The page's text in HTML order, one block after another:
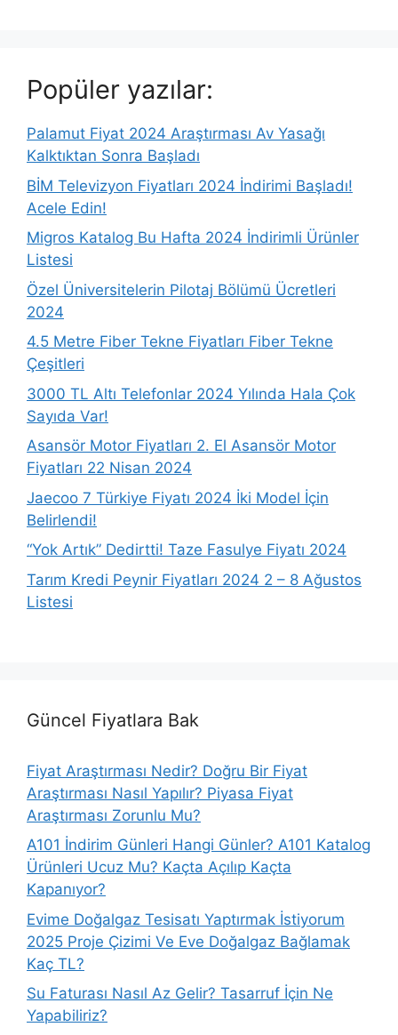
Popüler yazılar:
Palamut Fiyat 2024 Araştırması Av Yasağı
Kalktıktan Sonra Başladı
BİM Televizyon Fiyatları 2024 İndirimi Başladı!
Acele Edin!
Migros Katalog Bu Hafta 2024 İndirimli Ürünler
Listesi
Özel Üniversitelerin Pilotaj Bölümü Ücretleri
2024
4.5 Metre Fiber Tekne Fiyatları Fiber Tekne
Çeşitleri
3000 TL Altı Telefonlar 2024 Yılında Hala Çok
Sayıda Var!
Asansör Motor Fiyatları 2. El Asansör Motor
Fiyatları 22 Nisan 2024
Jaecoo 7 Türkiye Fiyatı 2024 İki Model İçin
Belirlendi!
“Yok Artık” Dedirtti! Taze Fasulye Fiyatı 2024
Tarım Kredi Peynir Fiyatları 2024 2 – 8 Ağustos
Listesi
Güncel Fiyatlara Bak
Fiyat Araştırması Nedir? Doğru Bir Fiyat
Araştırması Nasıl Yapılır? Piyasa Fiyat
Araştırması Zorunlu Mu?
A101 İndirim Günleri Hangi Günler? A101 Katalog
Ürünleri Ucuz Mu? Kaçta Açılıp Kaçta
Kapanıyor?
Evime Doğalgaz Tesisatı Yaptırmak İstiyorum
2025 Proje Çizimi Ve Eve Doğalgaz Bağlamak
Kaç TL?
Su Faturası Nasıl Az Gelir? Tasarruf İçin Ne
Yapabiliriz?